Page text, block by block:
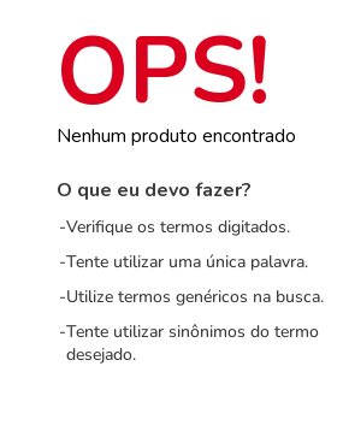
Nenhum produto encontrado
O que eu devo fazer?
Verifique os termos digitados.
Tente utilizar uma única palavra.
Utilize termos genéricos na busca.
Tente utilizar sinônimos do termo
desejado.